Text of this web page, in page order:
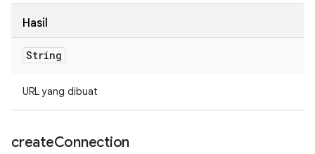
Hasil
String
URL yang dibuat
createConnection